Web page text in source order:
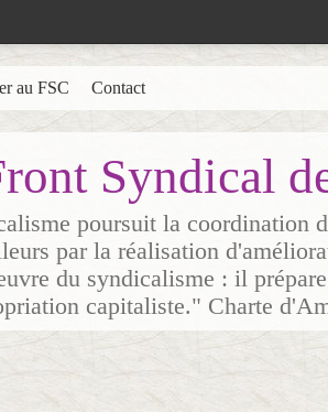
Syndical
poursuit la coordination
par la réalisation
du syndicalisme : il
capitaliste." Charte
au FSC Contact